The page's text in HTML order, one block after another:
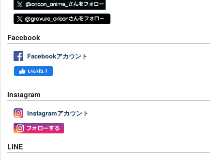
Facebook
Facebookアカウント
Instagram
Instagramアカウント
LINE